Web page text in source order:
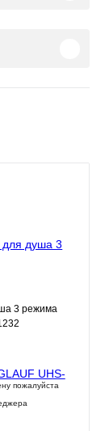
3 режима
пожалуйста